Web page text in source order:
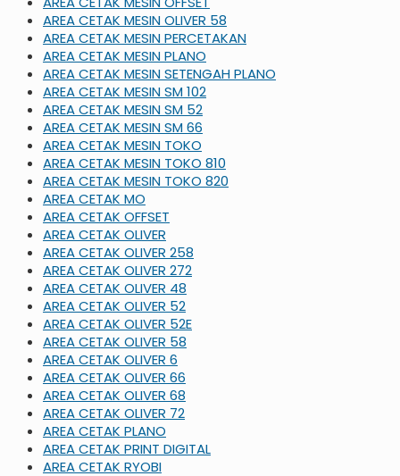
AREA CETAK MESIN OLIVER 58
AREA CETAK MESIN PERCETAKAN
AREA CETAK MESIN PLANO
AREA CETAK MESIN SETENGAH PLANO
AREA CETAK MESIN SM 102
AREA CETAK MESIN SM 52
AREA CETAK MESIN SM 66
AREA CETAK MESIN TOKO
AREA CETAK MESIN TOKO 810
AREA CETAK MESIN TOKO 820
AREA CETAK MO
AREA CETAK OFFSET
AREA CETAK OLIVER
AREA CETAK OLIVER 258
AREA CETAK OLIVER 272
AREA CETAK OLIVER 48
AREA CETAK OLIVER 52
AREA CETAK OLIVER 52E
AREA CETAK OLIVER 58
AREA CETAK OLIVER 6
AREA CETAK OLIVER 66
AREA CETAK OLIVER 68
AREA CETAK OLIVER 72
AREA CETAK PLANO
AREA CETAK PRINT DIGITAL
AREA CETAK RYOBI